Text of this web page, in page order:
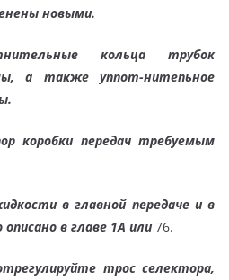
новыми.
кольца трубок
а также уппот-нитепьное
коробки передач требуемым
в главной передаче и в
в главе 1А или 76.
трос селектора,